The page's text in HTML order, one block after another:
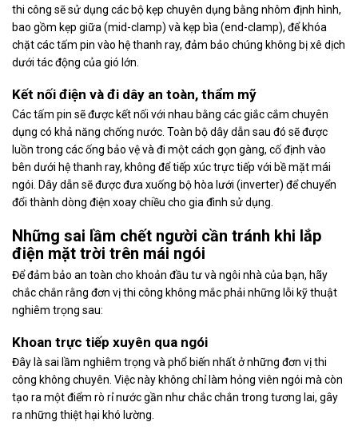
thi công sẽ sử dụng các bộ kẹp chuyên dụng bằng nhôm định hình,
bao gồm kẹp giữa (mid-clamp) và kẹp bìa (end-clamp), để khóa
chặt các tấm pin vào hệ thanh ray, đảm bảo chúng không bị xê dịch
dưới tác động của gió lớn.
Kết nối điện và đi dây an toàn, thẩm mỹ
Các tấm pin sẽ được kết nối với nhau bằng các giắc cắm chuyên
dụng có khả năng chống nước. Toàn bộ dây dẫn sau đó sẽ được
luồn trong các ống bảo vệ và đi một cách gọn gàng, cố định vào
bên dưới hệ thanh ray, không để tiếp xúc trực tiếp với bề mặt mái
ngói. Dây dẫn sẽ được đưa xuống bộ hòa lưới (inverter) để chuyển
đổi thành dòng điện xoay chiều cho gia đình sử dụng.
Những sai lầm chết người cần tránh khi lắp
điện mặt trời trên mái ngói
Để đảm bảo an toàn cho khoản đầu tư và ngôi nhà của bạn, hãy
chắc chắn rằng đơn vị thi công không mắc phải những lỗi kỹ thuật
nghiêm trọng sau:
Khoan trực tiếp xuyên qua ngói
Đây là sai lầm nghiêm trọng và phổ biến nhất ở những đơn vị thi
công không chuyên. Việc này không chỉ làm hỏng viên ngói mà còn
tạo ra một điểm rò rỉ nước gần như chắc chắn trong tương lai, gây
ra những thiệt hại khó lường.